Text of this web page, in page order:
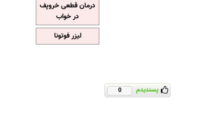
پسندیدم 0
درمان قطعی خروپف
در خواب
لیزر فوتونا